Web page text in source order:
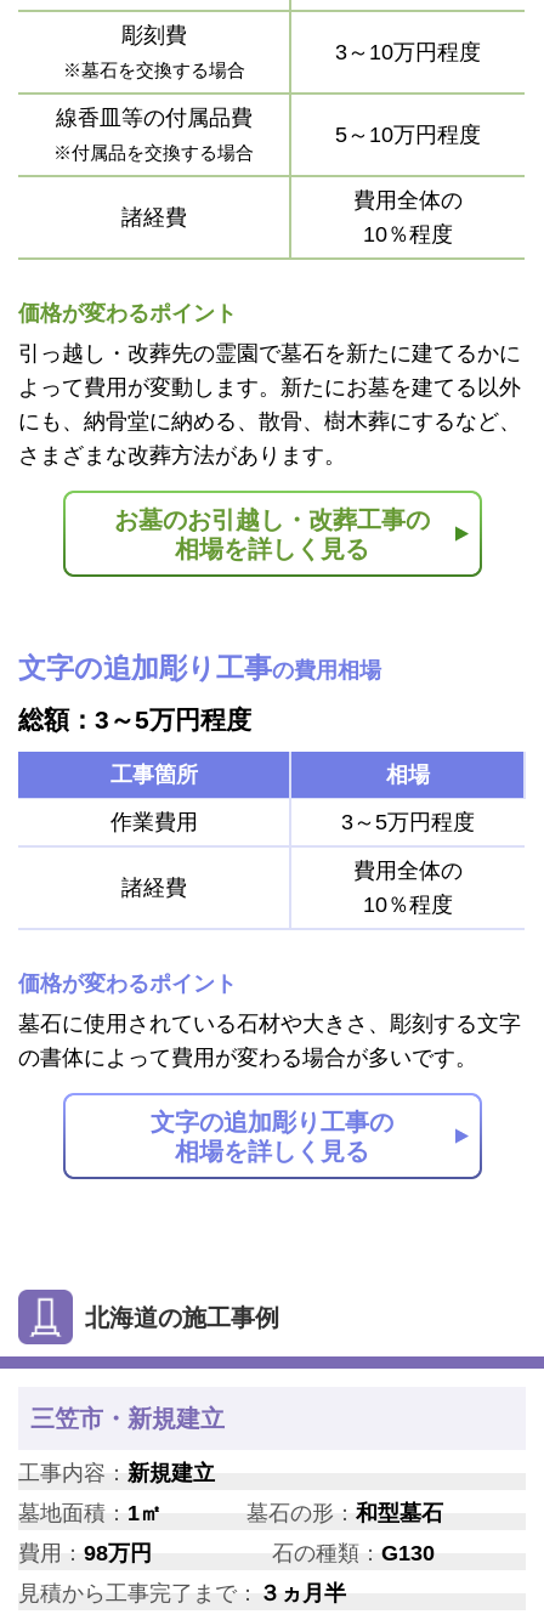
彫刻費
※墓石を交換する場合
3～10万円程度
線香皿等の付属品費
※付属品を交換する場合
5～10万円程度
諸経費
費用全体の
10％程度
価格が変わるポイント
引っ越し・改葬先の霊園で墓石を新たに建てるかに
よって費用が変動します。新たにお墓を建てる以外
にも、納骨堂に納める、散骨、樹木葬にするなど、
さまざまな改葬方法があります。
お墓のお引越し・改葬工事の
相場を詳しく見る
文字の追加彫り工事の費用相場
総額：3～5万円程度
工事箇所
相場
作業費用
3～5万円程度
諸経費
費用全体の
10％程度
価格が変わるポイント
墓石に使用されている石材や大きさ、彫刻する文字
の書体によって費用が変わる場合が多いです。
文字の追加彫り工事の
相場を詳しく見る
北海道の施工事例
三笠市・新規建立
工事内容： 新規建立
墓地面積： 1㎡ 墓石の形：和型墓石
費用： 98万円 石の種類： G130
見積から工事完了まで： ３ヵ月半